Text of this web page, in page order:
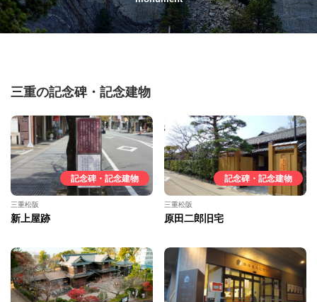
三重の記念碑・記念建物
記念碑・記念建物
三重松阪
新上屋跡
記念碑・記念建物
三重松阪
原田二郎旧宅